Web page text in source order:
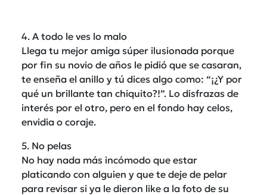
4. A todo le ves lo malo
Llega tu mejor amiga súper ilusionada porque
por fin su novio de años le pidió que se casaran,
te enseña el anillo y tú dices algo como: “¡¿Y por
qué un brillante tan chiquito?!”. Lo disfrazas de
interés por el otro, pero en el fondo hay celos,
envidia o coraje.
5. No pelas
No hay nada más incómodo que estar
platicando con alguien y que te deje de pelar
para revisar si ya le dieron like a la foto de su